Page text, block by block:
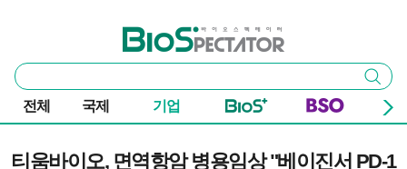
바이오스펙테이터
통
합
검
색
검색
전체 국제 기업
티움바이오, 면역항암 병용임상 "베이진서 PD-1